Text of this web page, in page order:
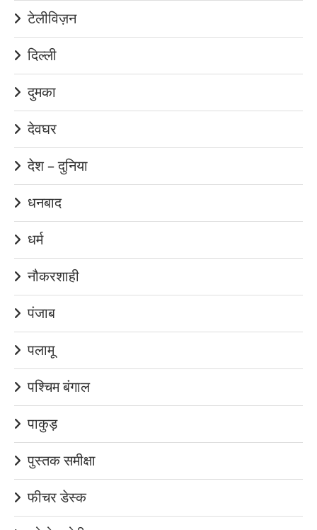
टेलीविज़न
दिल्ली
दुमका
देवघर
देश – दुनिया
धनबाद
धर्म
नौकरशाही
पंजाब
पलामू
पश्चिम बंगाल
पाकुड़
पुस्तक समीक्षा
फीचर डेस्क